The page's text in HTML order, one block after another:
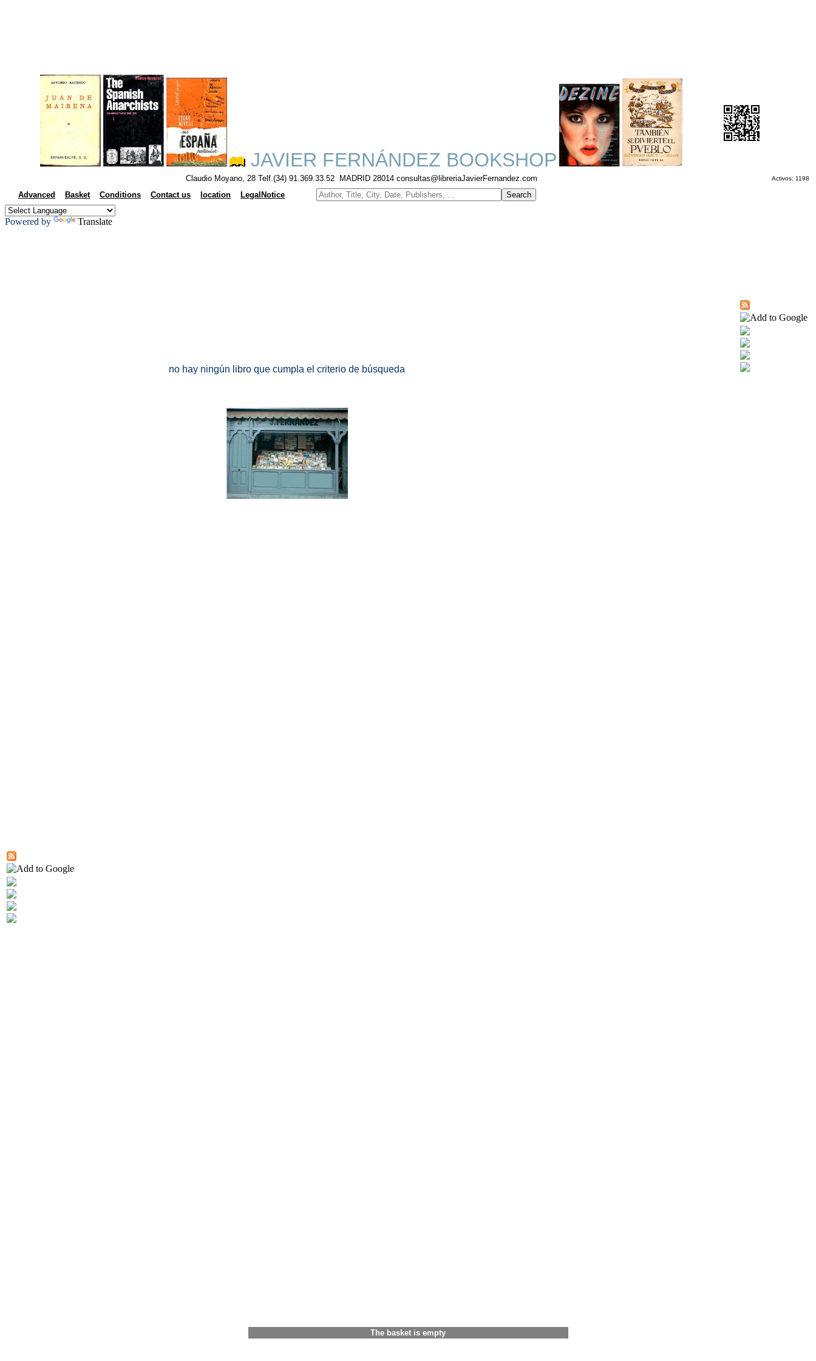
JAVIER FERNÁNDEZ BOOKSHOP
Claudio Moyano, 28 Telf.(34) 91.369.33.52 MADRID 28014 consultas@libreriaJavierFernandez.com Activos: 1198
Advanced Basket Conditions Contact us location LegalNotice
Powered by Translate
no hay ningún libro que cumpla el criterio de búsqueda
The basket is empty